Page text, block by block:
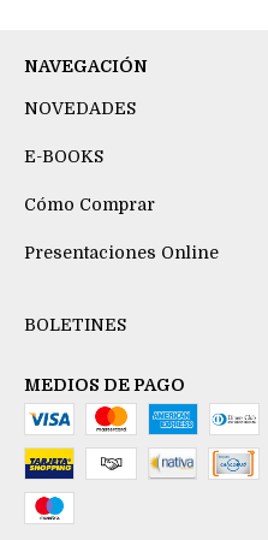
NAVEGACIÓN
NOVEDADES
E-BOOKS
Cómo Comprar
Presentaciones Online
BOLETINES
MEDIOS DE PAGO